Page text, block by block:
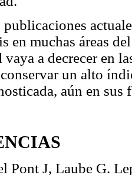
publicaciones
en muchas áreas
vaya a decrecer en
un alto
aún en sus
Pont J, Laube G.